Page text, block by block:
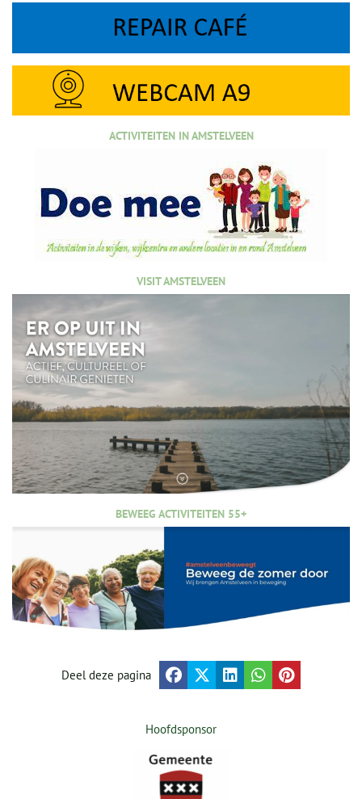
ACTIVITEITEN IN AMSTELVEEN
VISIT AMSTELVEEN
BEWEEG ACTIVITEITEN 55+
Deel deze pagina
Hoofdsponsor